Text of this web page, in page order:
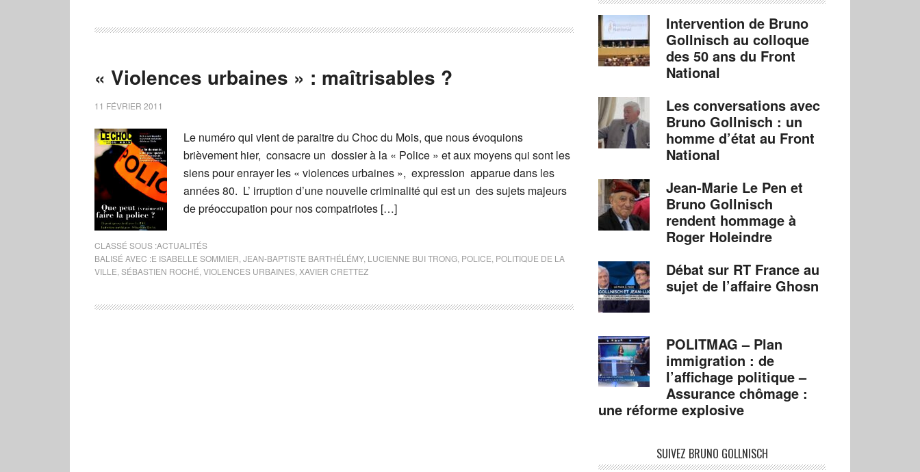
« Violences urbaines » : maîtrisables ?
11 FÉVRIER 2011
Le numéro qui vient de paraitre du Choc du Mois, que nous évoquions
brièvement hier, consacre un dossier à la « Police » et aux moyens qui sont les
siens pour enrayer les « violences urbaines », expression apparue dans les
années 80. L’ irruption d’une nouvelle criminalité qui est un des sujets majeurs
de préoccupation pour nos compatriotes […]
CLASSÉ SOUS :ACTUALITÉS
BALISÉ AVEC :E ISABELLE SOMMIER JEAN-BAPTISTE BARTHÉLÉMY, LUCIENNE BUI TRONG POLICE POLITIQUE DE LA
VILLE SÉBASTIEN ROCHÉ VIOLENCES URBAINES XAVIER CRETTEZ
Intervention de Bruno
Gollnisch au colloque
des 50 ans du Front
National
Les conversations avec
Bruno Gollnisch : un
homme d’état au Front
National
Jean-Marie Le Pen et
Bruno Gollnisch
rendent hommage à
Roger Holeindre
Débat sur RT France au
sujet de l’affaire Ghosn
POLITMAG – Plan
immigration : de
l’affichage politique –
Assurance chômage :
une réforme explosive
SUIVEZ BRUNO GOLLNISCH